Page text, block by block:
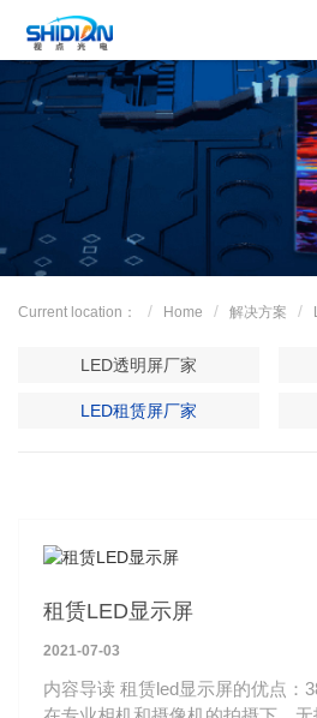
Home
关于我们
Product
Case
Current location： Home 解决方案
LED透明屏厂家
LED租赁屏厂家
租赁LED显示屏
2021-07-03
内容导读 租赁led显示屏的优点：3840Hz的超高刷新率，